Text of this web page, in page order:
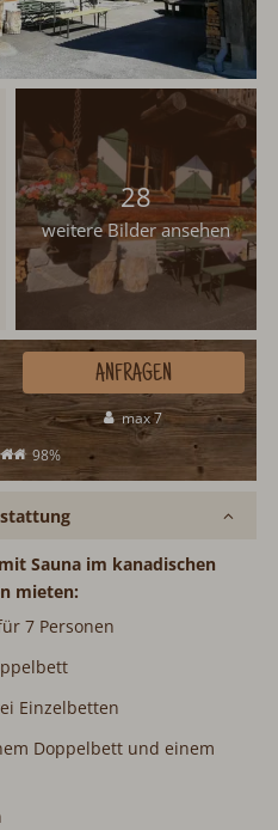
28
weitere Bilder ansehen
max 7
98%
ANFRAGEN
Sauna im kanadischen
mieten:
7 Personen
Einzelbetten
Doppelbett und einem